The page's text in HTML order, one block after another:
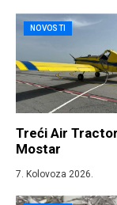
NOVOSTI
Treći Air
Mostar
7. Kolovoza 2026.